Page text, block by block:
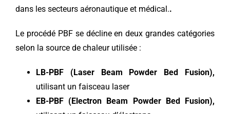
dans les secteurs aéronautique et médical..
Le procédé PBF se décline en deux grandes catégories
selon la source de chaleur utilisée :
LB-PBF (Laser Beam Powder Bed Fusion),
utilisant un faisceau laser
EB-PBF (Electron Beam Powder Bed Fusion),